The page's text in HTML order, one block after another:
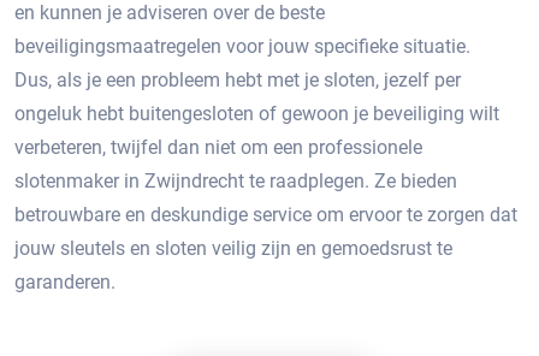
en kunnen je adviseren over de beste
beveiligingsmaatregelen voor jouw specifieke situatie.​
Dus, als je een probleem hebt met je sloten, jezelf per
ongeluk hebt buitengesloten of gewoon je beveiliging wilt
verbeteren, twijfel dan niet om een professionele
slotenmaker in Zwijndrecht te raadplegen.​ Ze bieden
betrouwbare en deskundige service om ervoor te zorgen dat
jouw sleutels en sloten veilig zijn en gemoedsrust te
garanderen.​